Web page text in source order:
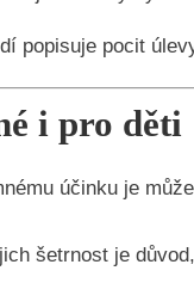
popisuje pocit
i pro děti
účinku je
šetrnost je